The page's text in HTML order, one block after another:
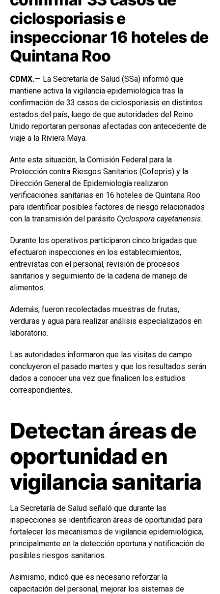
ciclosporiasis e
inspeccionar 16 hoteles de
Quintana Roo
CDMX.— La Secretaría de Salud (SSa) informó que
mantiene activa la vigilancia epidemiológica tras la
confirmación de 33 casos de ciclosporiasis en distintos
estados del país, luego de que autoridades del Reino
Unido reportaran personas afectadas con antecedente de
viaje a la Riviera Maya.
Ante esta situación, la Comisión Federal para la
Protección contra Riesgos Sanitarios (Cofepris) y la
Dirección General de Epidemiología realizaron
verificaciones sanitarias en 16 hoteles de Quintana Roo
para identificar posibles factores de riesgo relacionados
con la transmisión del parásito Cyclospora cayetanensis.
Durante los operativos participaron cinco brigadas que
efectuaron inspecciones en los establecimientos,
entrevistas con el personal, revisión de procesos
sanitarios y seguimiento de la cadena de manejo de
alimentos.
Además, fueron recolectadas muestras de frutas,
verduras y agua para realizar análisis especializados en
laboratorio.
Las autoridades informaron que las visitas de campo
concluyeron el pasado martes y que los resultados serán
dados a conocer una vez que finalicen los estudios
correspondientes.
Detectan áreas de
oportunidad en
vigilancia sanitaria
La Secretaría de Salud señaló que durante las
inspecciones se identificaron áreas de oportunidad para
fortalecer los mecanismos de vigilancia epidemiológica,
principalmente en la detección oportuna y notificación de
posibles riesgos sanitarios.
Asimismo, indicó que es necesario reforzar la
capacitación del personal, mejorar los sistemas de